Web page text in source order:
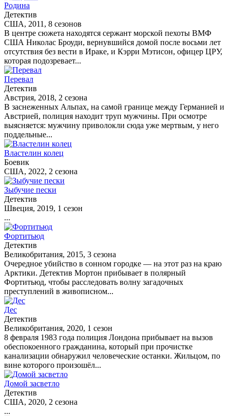
Родина
Детектив
США, 2011, 8 сезонов
В центре сюжета находятся сержант морской пехоты ВМФ
США Николас Броуди, вернувшийся домой после восьми лет
отсутствия без вести в Ираке, и Кэрри Мэтисон, офицер ЦРУ,
которая подозревает...
Перевал
Детектив
Австрия, 2018, 2 сезона
В заснеженных Альпах, на самой границе между Германией и
Австрией, полиция находит труп мужчины. При осмотре
выясняется: мужчину приволокли сюда уже мертвым, у него
поддельные...
Властелин колец
Боевик
США, 2022, 2 сезона
Зыбучие пески
Детектив
Швеция, 2019, 1 сезон
...
Фортитьюд
Детектив
Великобритания, 2015, 3 сезона
Очередное убийство в сонном городке — на этот раз на краю
Арктики. Детектив Мортон прибывает в полярный
Фортитьюд, чтобы расследовать волну загадочных
преступлений в живописном...
Дес
Детектив
Великобритания, 2020, 1 сезон
8 февраля 1983 года полиция Лондона прибывает на вызов
обеспокоенного гражданина, который при прочистке
канализации обнаружил человеческие останки. Жильцом, по
вине которого произошёл...
Домой засветло
Детектив
США, 2020, 2 сезона
...